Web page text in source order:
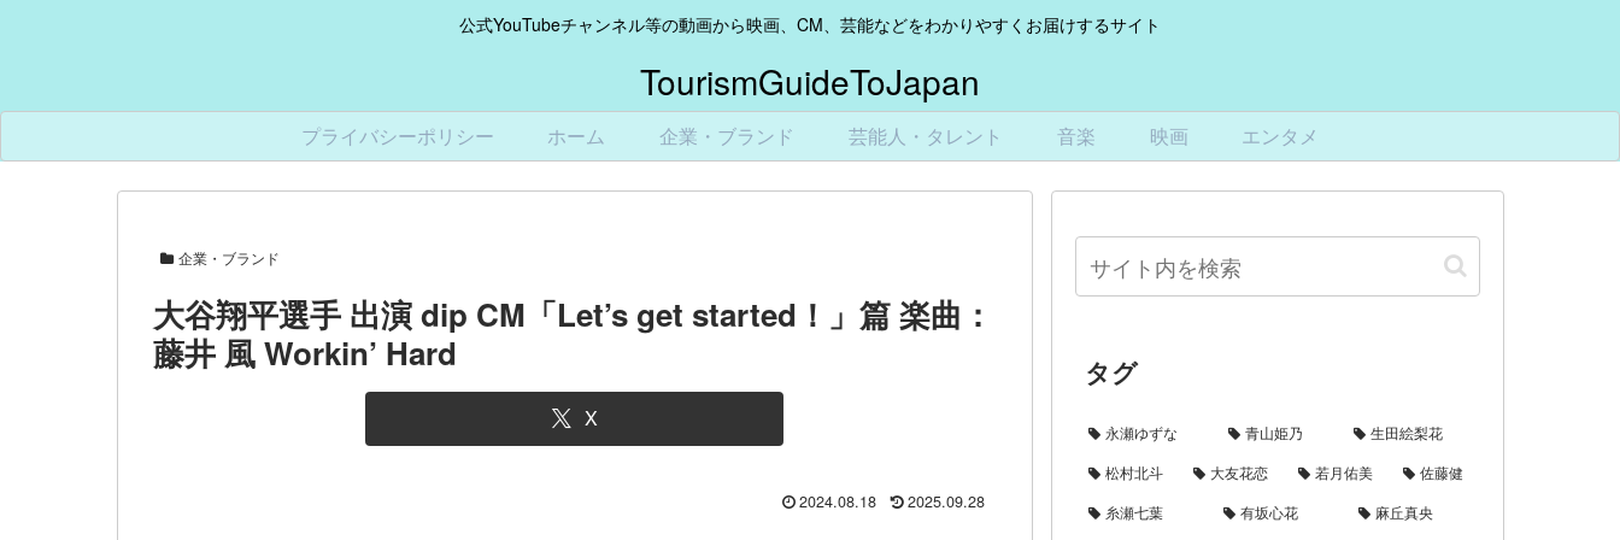
公式YouTubeチャンネル等の動画から映画、CM、芸能などをわかりやすくお届けするサイト
TourismGuideToJapan
プライバシーポリシー ホーム 企業・ブランド 芸能人・タレント 音楽 映画 エンタメ
企業・ブランド
大谷翔平選手 出演 dip CM「Let’s get started！」篇 楽曲：
藤井 風 Workin’ Hard
X
2024.08.18 2025.09.28
タグ
永瀬ゆずな 青山姫乃
生田絵梨花
松村北斗
大友花恋 若月佑美
佐藤健
糸瀬七葉
有坂心花 麻丘真央